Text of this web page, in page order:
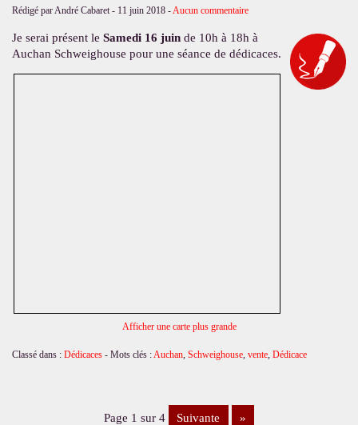
Rédigé par André Cabaret - 11 juin 2018-Aucun commentaire
Je serai présent le Samedi 16 juinde 10h à 18h à
Auchan Schweighouse pour une séance de dédicaces.
Afficher une carte plus grande
Classé dans : Dédicaces- Mots clés :Auchan, Schweighouse, vente, Dédicace
page 1 sur 4 suivante »